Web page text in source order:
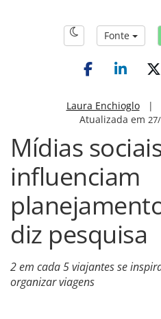
Fonte
Laura Enchioglo|
Atualizada em
Mídias
influenciam
diz pesquisa
2 em cada 5 viajantes se
organizar viagens